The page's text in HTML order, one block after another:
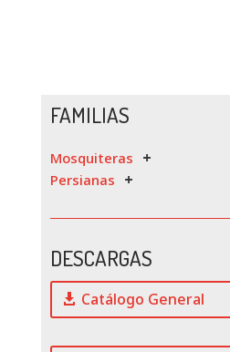
FAMILIAS
Mosquiteras
Persianas
DESCARGAS
Catálogo General